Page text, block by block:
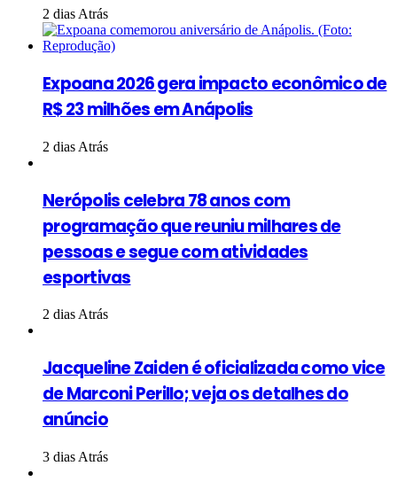
2 dias Atrás
Expoana 2026 gera impacto econômico de
R$ 23 milhões em Anápolis
2 dias Atrás
Nerópolis celebra 78 anos com
programação que reuniu milhares de
pessoas e segue com atividades
esportivas
2 dias Atrás
Jacqueline Zaiden é oficializada como vice
de Marconi Perillo; veja os detalhes do
anúncio
3 dias Atrás